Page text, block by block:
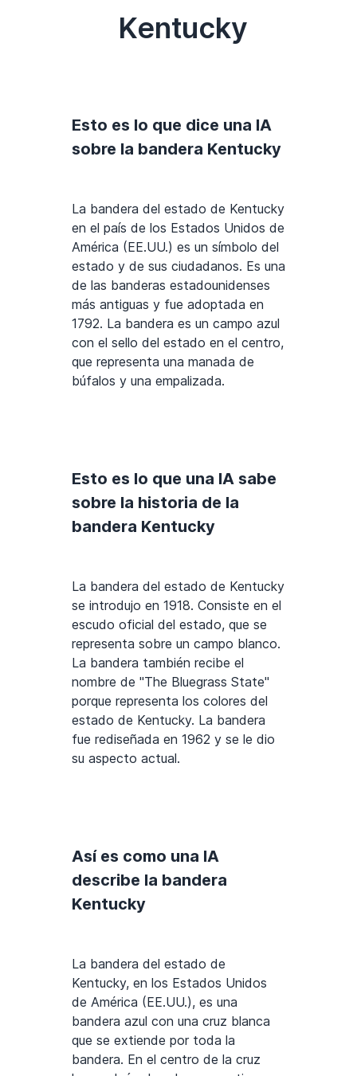
Kentucky
Esto es lo que dice una IA
sobre la bandera Kentucky
La bandera del estado de Kentucky
en el país de los Estados Unidos de
América (EE.UU.) es un símbolo del
estado y de sus ciudadanos. Es una
de las banderas estadounidenses
más antiguas y fue adoptada en
1792. La bandera es un campo azul
con el sello del estado en el centro,
que representa una manada de
búfalos y una empalizada.
Esto es lo que una IA sabe
sobre la historia de la
bandera Kentucky
La bandera del estado de Kentucky
se introdujo en 1918. Consiste en el
escudo oficial del estado, que se
representa sobre un campo blanco.
La bandera también recibe el
nombre de "The Bluegrass State"
porque representa los colores del
estado de Kentucky. La bandera
fue rediseñada en 1962 y se le dio
su aspecto actual.
Así es como una IA
describe la bandera
Kentucky
La bandera del estado de
Kentucky, en los Estados Unidos
de América (EE.UU.), es una
bandera azul con una cruz blanca
que se extiende por toda la
bandera. En el centro de la cruz